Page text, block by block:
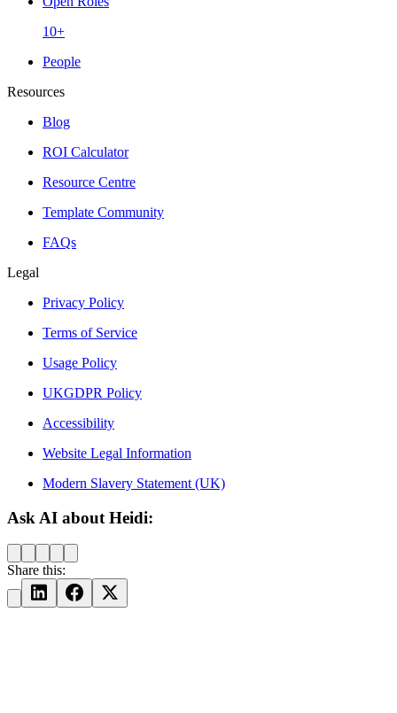
10+
People
Resources
Blog
ROI Calculator
Resource Centre
Template Community
FAQs
Legal
Privacy Policy
Terms of Service
Usage Policy
UKGDPR Policy
Accessibility
Website Legal Information
Modern Slavery Statement (UK)
Ask AI about Heidi:
Share this: